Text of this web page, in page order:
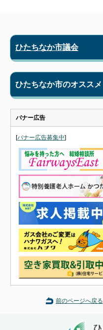
ひたちなか市議会
ひたちなか市のオススメ
バナー広告
[バナー広告募集中]
前のページへ戻る